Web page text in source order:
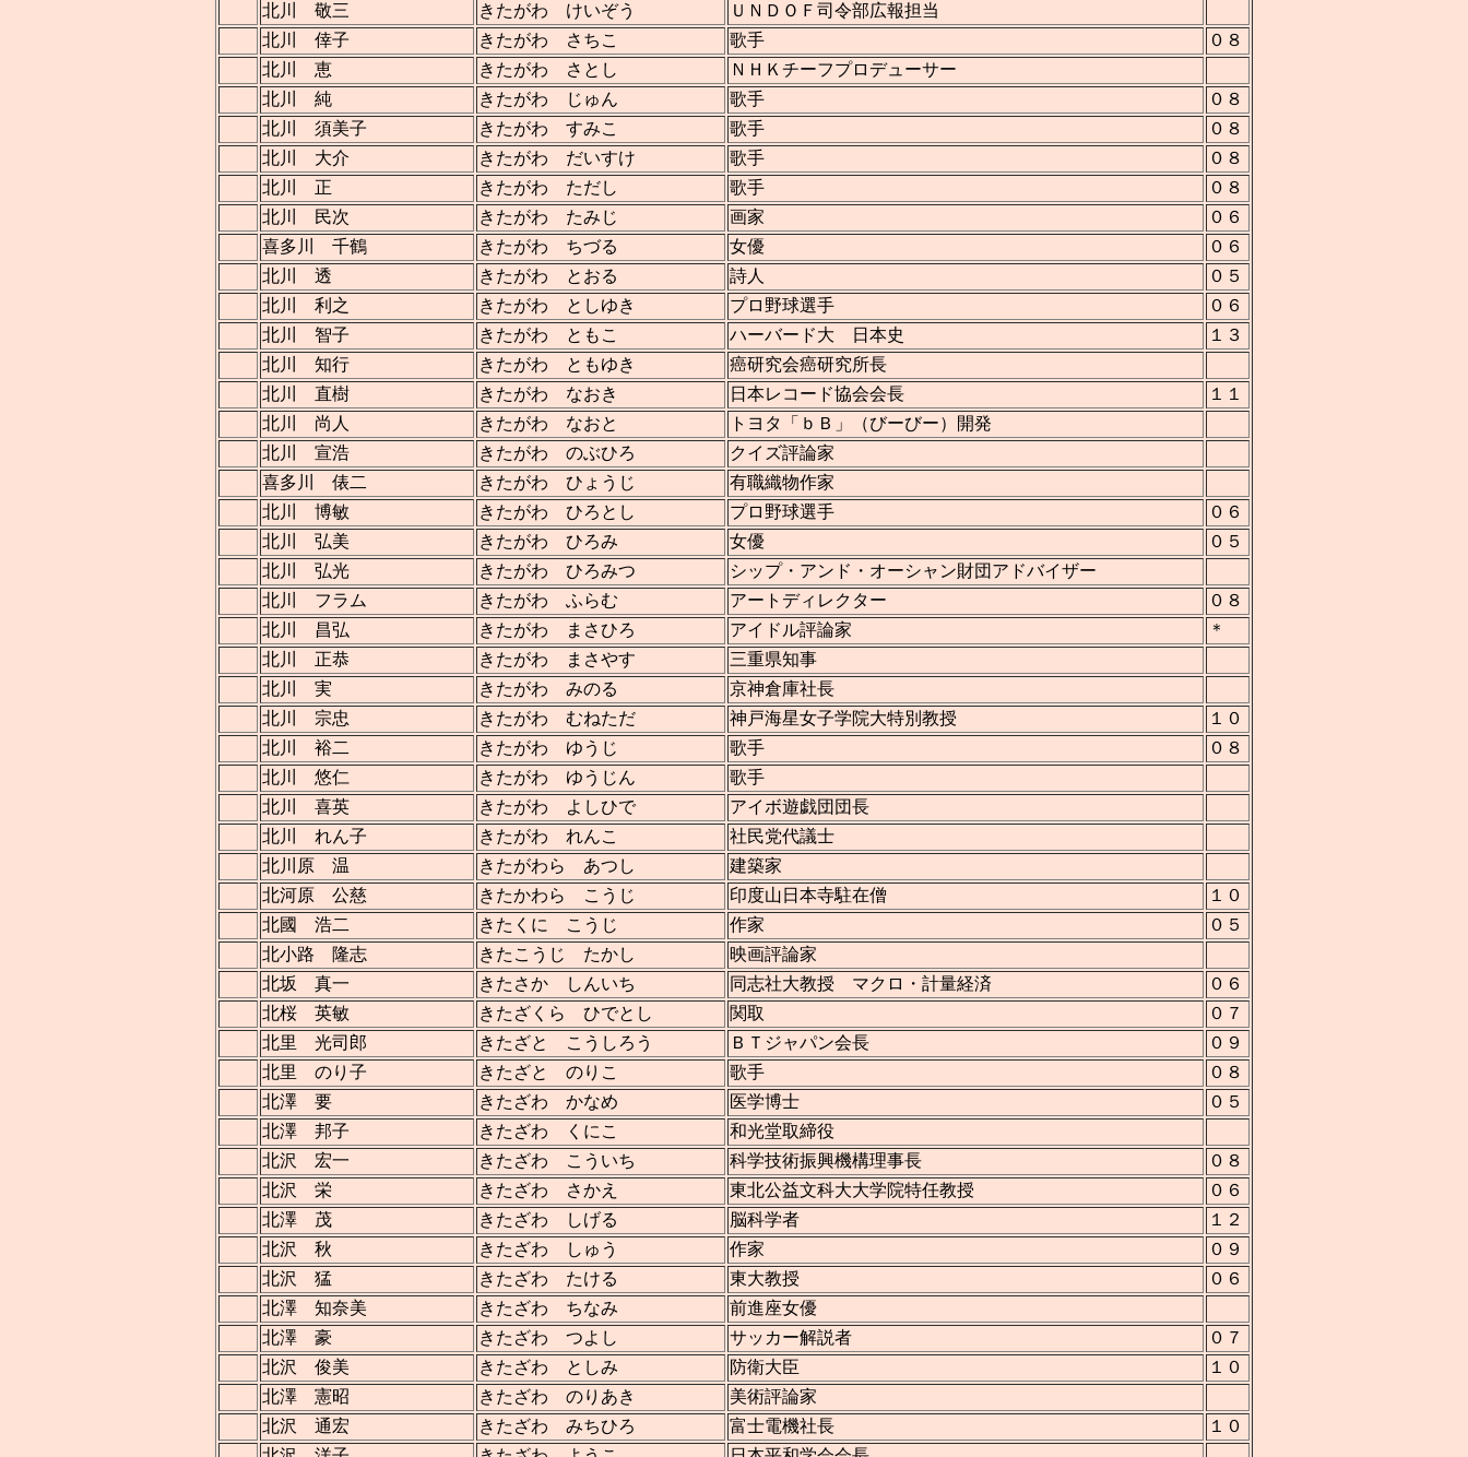
北川 敬三
きたがわ けいぞう
ＵＮＤＯＦ司令部広報担当
北川 倖子
きたがわ さちこ 歌手
０８
北川 恵
きたがわ さとし
ＮＨＫチーフプロデューサー
北川 純
きたがわ じゅん 歌手
０８
北川 須美子
きたがわ すみこ 歌手
０８
北川 大介
きたがわ だいすけ 歌手
０８
北川 正
きたがわ ただし 歌手
０８
北川 民次
きたがわ たみじ 画家
０６
喜多川 千鶴
きたがわ ちづる 女優
０６
北川 透
きたがわ とおる 詩人
０５
北川 利之
きたがわ としゆき プロ野球選手
０６
北川 智子
きたがわ ともこ ハーバード大 日本史
１３
北川 知行
きたがわ ともゆき
癌研究会癌研究所長
北川 直樹
きたがわ なおき 日本レコード協会会長
１１
北川 尚人
きたがわ なおと
トヨタ「ｂＢ」（びーびー）開発
北川 宣浩
きたがわ のぶひろ
クイズ評論家
喜多川 俵二
きたがわ ひょうじ
有職織物作家
北川 博敏
きたがわ ひろとし プロ野球選手
０６
北川 弘美
きたがわ ひろみ 女優
０５
北川 弘光
きたがわ ひろみつ
シップ・アンド・オーシャン財団アドバイザー
北川 フラム
きたがわ ふらむ アートディレクター
０８
北川 昌弘
きたがわ まさひろ アイドル評論家
＊
北川 正恭
きたがわ まさやす
三重県知事
北川 実
きたがわ みのる
京神倉庫社長
北川 宗忠
きたがわ むねただ 神戸海星女子学院大特別教授
１０
北川 裕二
きたがわ ゆうじ 歌手
０８
北川 悠仁
きたがわ ゆうじん
歌手
北川 喜英
きたがわ よしひで
アイボ遊戯団団長
北川 れん子
きたがわ れんこ
社民党代議士
北川原 温
きたがわら あつし
建築家
北河原 公慈
きたかわら こうじ 印度山日本寺駐在僧
１０
北國 浩二
きたくに こうじ 作家
０５
北小路 隆志
きたこうじ たかし
映画評論家
北坂 真一
きたさか しんいち 同志社大教授 マクロ・計量経済
０６
北桜 英敏
きたざくら ひでとし 関取
０７
北里 光司郎
きたざと こうしろう ＢＴジャパン会長
０９
北里 のり子
きたざと のりこ 歌手
０８
北澤 要
きたざわ かなめ 医学博士
０５
北澤 邦子
きたざわ くにこ
和光堂取締役
北沢 宏一
きたざわ こういち 科学技術振興機構理事長
０８
北沢 栄
きたざわ さかえ 東北公益文科大大学院特任教授
０６
北澤 茂
きたざわ しげる 脳科学者
１２
北沢 秋
きたざわ しゅう 作家
０９
北沢 猛
きたざわ たける 東大教授
０６
北澤 知奈美
きたざわ ちなみ
前進座女優
北澤 豪
きたざわ つよし サッカー解説者
０７
北沢 俊美
きたざわ としみ 防衛大臣
１０
北澤 憲昭
きたざわ のりあき
美術評論家
北沢 通宏
きたざわ みちひろ 富士電機社長
１０